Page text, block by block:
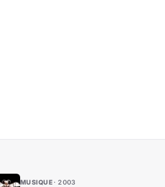
MUSIQUE 2003